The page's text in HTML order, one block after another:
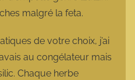
malgré la feta.
de votre choix, j’ai
avais au congélateur mais
Chaque herbe